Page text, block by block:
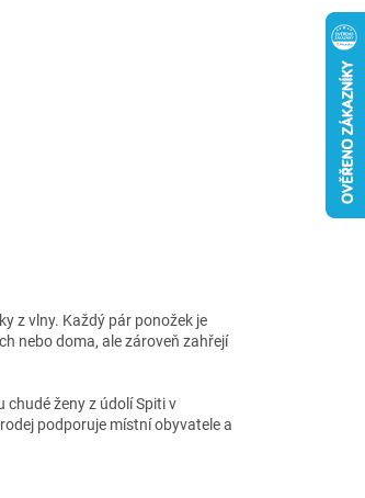
z vlny. Každý pár ponožek je
nebo doma, ale zároveň zahřejí
ženy z údolí Spiti v
podporuje místní obyvatele a